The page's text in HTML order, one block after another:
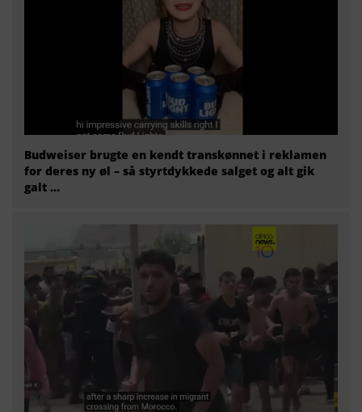
Budweiser brugte en kendt transkønnet i reklamen
for deres ny øl – så styrtdykkede salget og alt gik
galt …